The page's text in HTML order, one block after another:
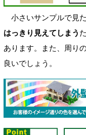
小さいサンプルで見た
はっきり見えてしまう
あります。また、周り
良いでしょう。